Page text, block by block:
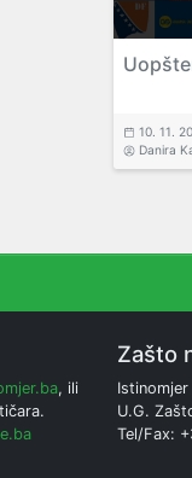
10. 11.
Danira
, ili
Zašto
U.G.
Tel/Fax: